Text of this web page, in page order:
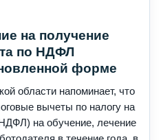
на получение
по НДФЛ
форме
области напоминает, что
вычеты по налогу на
на обучение, лечение